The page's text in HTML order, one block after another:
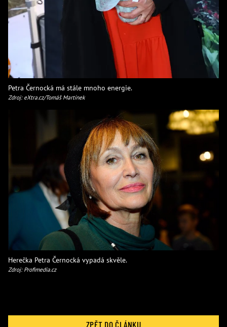
Petra Černocká má stále mnoho energie.
Zdroj: eXtra.cz/Tomáš Martínek
Herečka Petra Černocká vypadá skvěle.
Zdroj: Profimedia.cz
ZPĚT DO ČLÁNKU